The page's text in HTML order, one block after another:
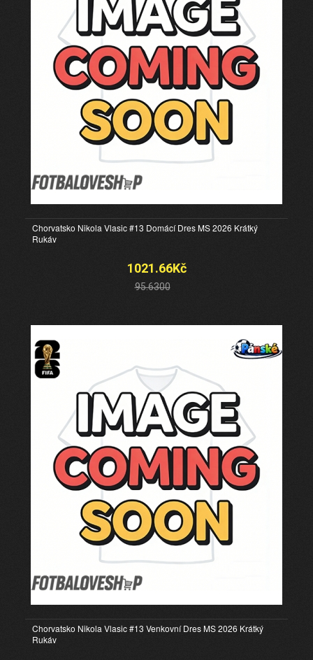
Chorvatsko Nikola Vlasic #13 Domácí Dres MS 2026 Krátký
Rukáv
1021.66Kč
95.6300
Chorvatsko Nikola Vlasic #13 Venkovní Dres MS 2026 Krátký
Rukáv